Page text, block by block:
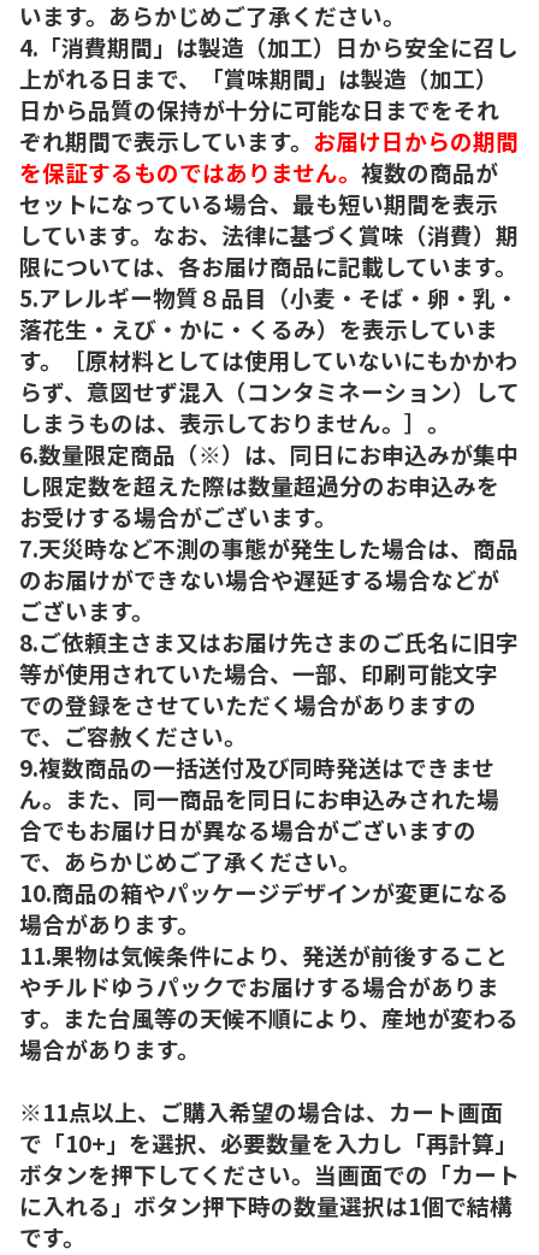
います。あらかじめご了承ください。
4.「消費期間」は製造（加工）日から安全に召し
上がれる日まで、「賞味期間」は製造（加工）
日から品質の保持が十分に可能な日までをそれ
ぞれ期間で表示しています。 お届け日からの期間
を保証するものではありません。 複数の商品が
セットになっている場合、最も短い期間を表示
しています。なお、法律に基づく賞味（消費）期
限については、各お届け商品に記載しています。
5.アレルギー物質８品目（小麦・そば・卵・乳・
落花生・えび・かに・くるみ）を表示していま
す。［原材料としては使用していないにもかかわ
らず、意図せず混入（コンタミネーション）して
しまうものは、表示しておりません。］。
6.数量限定商品（※）は、同日にお申込みが集中
し限定数を超えた際は数量超過分のお申込みを
お受けする場合がございます。
7.天災時など不測の事態が発生した場合は、商品
のお届けができない場合や遅延する場合などが
ございます。
8.ご依頼主さま又はお届け先さまのご氏名に旧字
等が使用されていた場合、一部、印刷可能文字
での登録をさせていただく場合がありますの
で、ご容赦ください。
9.複数商品の一括送付及び同時発送はできませ
ん。また、同一商品を同日にお申込みされた場
合でもお届け日が異なる場合がございますの
で、あらかじめご了承ください。
10.商品の箱やパッケージデザインが変更になる
場合があります。
11.果物は気候条件により、発送が前後すること
やチルドゆうパックでお届けする場合がありま
す。また台風等の天候不順により、産地が変わる
場合があります。
※11点以上、ご購入希望の場合は、カート画面
で「10+」を選択、必要数量を入力し「再計算」
ボタンを押下してください。当画面での「カート
に入れる」ボタン押下時の数量選択は1個で結構
です。